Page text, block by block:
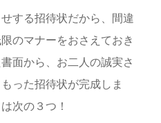
する招待状だから、間違
のマナーをおさえておき
面から、お二人の誠実さ
った招待状が完成しま
次の３つ！